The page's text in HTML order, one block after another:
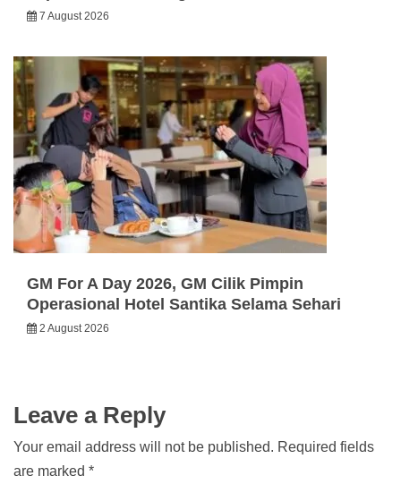
7 August 2026
GM For A Day 2026, GM Cilik Pimpin
Operasional Hotel Santika Selama Sehari
2 August 2026
Leave a Reply
Your email address will not be published. Required fields
are marked *